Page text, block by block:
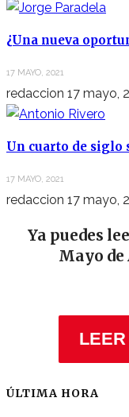
¿Una nueva
17 MAYO, 2021
redaccion 17 mayo,
Un cuarto de siglo
17 MAYO, 2021
redaccion 17 mayo,
Ya puedes
Mayo de
ÚLTIMA HORA